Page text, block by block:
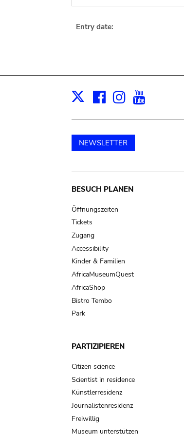
Entry date:
X Facebook
Instagram
NEWSLETTER
Main
navigation
BESUCH PLANEN
Öffnungszeiten
Tickets
Zugang
Accessibility
Kinder & Familien
AfricaMuseumQuest
AfricaShop
Bistro Tembo
Park
PARTIZIPIEREN
Citizen science
Scientist in residence
Künstlerresidenz
Journalistenresidenz
Freiwillig
Museum unterstützen